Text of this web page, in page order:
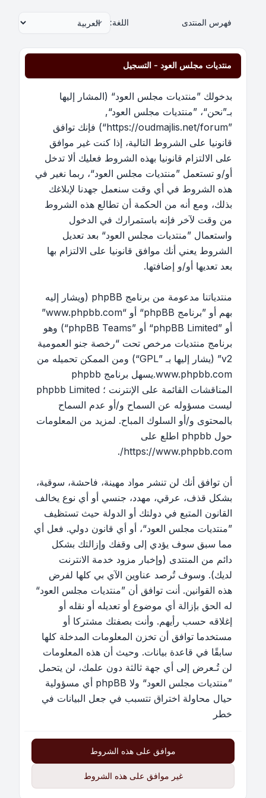
فهرس المنتدى اللغة:
منتديات مجلس العود - التسجيل
بدخولك ”منتديات مجلس العود“ (المشار إليها
بـ”نحن“، ”منتديات مجلس العود“,
”https://oudmajlis.net/forum“) فإنك توافق
قانونيا على الشروط التالية، إذا كنت غير موافق
على الالتزام قانونيا بهذه الشروط فعليك ألا تدخل
أو/و تستعمل ”منتديات مجلس العود“، ربما نغير في
هذه الشروط في أي وقت سنعمل جهدنا لإبلاغك
بذلك، ومع أنه من الحكمة أن تطالع هذه الشروط
من وقت لآخر فإنه باستمرارك في الدخول
واستعمال ”منتديات مجلس العود“ بعد تعديل
الشروط يعني أنك موافق قانونيا على الالتزام بها
بعد تعديها أو/و إضافتها.
منتدياتنا مدعومة من برنامج phpBB (ويشار إليه
بهم أو ”برنامج phpBB“ أو “www.phpbb.com”
أو ”phpBB Limited“ أو ”phpBB Teams“) وهو
برنامج منتديات مرخص تحت “رخصة جنو العمومية
v2” (يشار إليها بـ ”GPL“) ومن الممكن تحميله من
www.phpbb.com
.يسهل برنامج phpbb
المناقشات القائمة على الإنترنت ؛ phpbb Limited
ليست مسؤوله عن السماح و/أو عدم السماح
بالمحتوى و/أو السلوك المباح. لمزيد من المعلومات
حول phpbb اطلع على
https://www.phpbb.com/
.
أن توافق أنك لن تنشر مواد مهينة، فاحشة، سوقية،
بشكل قذف، عرقي، مهدد، جنسي أو أي نوع يخالف
القانون المتبع في دولتك أو الدولة حيث تستظيف
”منتديات مجلس العود“، أو أي قانون دولي. فعل أي
مما سبق سوف يؤدي إلى وقفك وإزالتك بشكل
دائم من المنتدى (وإخبار مزود خدمة الانترنت
لديك). وسوف تُرصد عناوين الآي بي كلها لفرض
هذه القوانين. أنت توافق أن ”منتديات مجلس العود“
له الحق بإزالة أي موضوع أو تعديله أو نقله أو
إغلاقه حسب رأيهم. وأنت بصفتك مشتركا أو
مستخدما توافق أن تخزن المعلومات المدخلة كلها
سابقًا في قاعدة بيانات. وحيث أن هذه المعلومات
لن تُـعرض إلى أي جهة ثالثة دون علمك، لن يتحمل
”منتديات مجلس العود“ ولا phpBB أي مسؤولية
حيال محاولة اختراق تتسبب في جعل البيانات في
خطر
موافق على هذه الشروط
غير موافق على هذه الشروط